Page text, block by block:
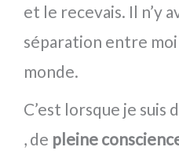
et le recevais. Il n’y
séparation entre
monde.
C’est lorsque je suis
, de pleine